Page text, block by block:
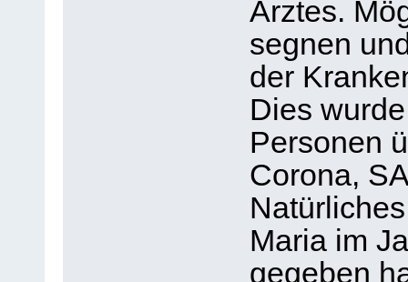
Arztes.
segnen
der
Dies
Personen
Corona,
Maria im
gegeben